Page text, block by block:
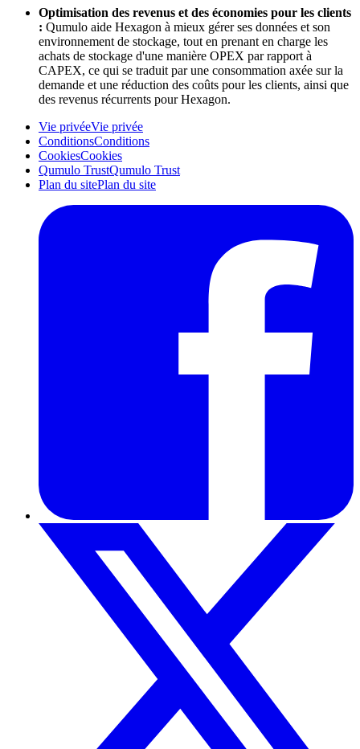
Optimisation des revenus et des économies pour les clients
: Qumulo aide Hexagon à mieux gérer ses données et son
environnement de stockage, tout en prenant en charge les
achats de stockage d'une manière OPEX par rapport à
CAPEX, ce qui se traduit par une consommation axée sur la
demande et une réduction des coûts pour les clients, ainsi que
des revenus récurrents pour Hexagon.
Vie privéeVie privée
ConditionsConditions
CookiesCookies
Qumulo TrustQumulo Trust
Plan du sitePlan du site